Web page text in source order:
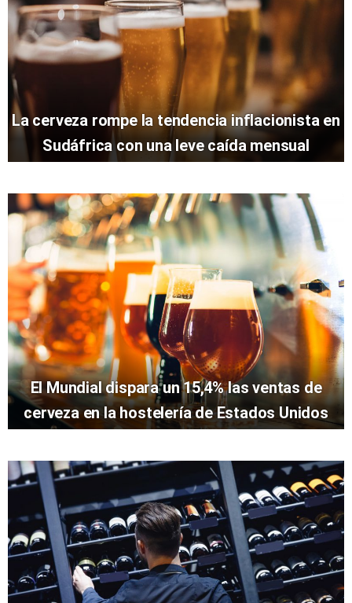
La cerveza rompe la tendencia inflacionista en
Sudáfrica con una leve caída mensual
El Mundial dispara un 15,4% las ventas de
cerveza en la hostelería de Estados Unidos